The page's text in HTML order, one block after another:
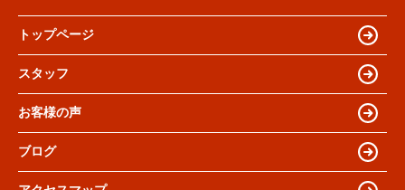
トップページ
スタッフ
お客様の声
ブログ